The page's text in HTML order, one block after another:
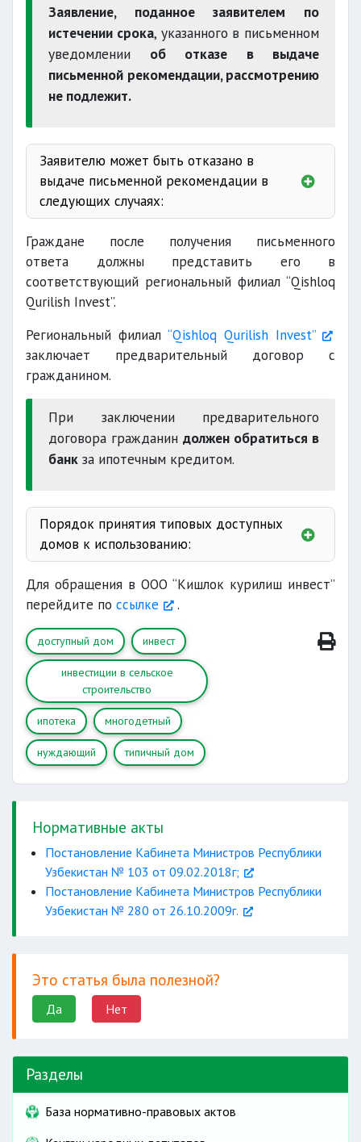
постоянного места
жительства
свидетельство о пенсии по случаю
страдает от сложных
видов систематических заболеваний
Заявление, поданное заявителем по
истечении срока, указанного в письменном
уведомлении об отказе в выдаче
письменной рекомендации, рассмотрению
не подлежит.
Заявителю может быть отказано в
выдаче письменной рекомендации в
следующих случаях:
объеме
представление
недостоверных
повторное обращение
проектам в сельской местности.
Граждане после получения письменного
ответа должны представить его в
соответствующий региональный филиал “Qishloq
Qurilish Invest”.
Региональный филиал“Qishloq Qurilish Invest”
заключает предварительный договор с
гражданином.
При заключении предварительного
договора гражданин должен обратиться в
банк за ипотечным кредитом.
Порядок принятия типовых доступных
домов к использованию:
“Қишлоқ қурилиш
инвест
документа
На основании постановления хокима
инвест ”
государственной регистрации имущества
Для обращения в ООО “Кишлок курилиш инвест”
перейдите по ссылке .
доступный дом инвест
инвестиции в сельское
строительство
ипотека многодетный
нуждающий типичный дом
Нормативные акты
Постановление Кабинета Министров Республики
Узбекистан № 103 от 09.02.2018г;
Постановление Кабинета Министров Республики
Узбекистан № 280 от 26.10.2009г.
Это статья была полезной?
Да Нет
Разделы
База нормативно-правовых актов